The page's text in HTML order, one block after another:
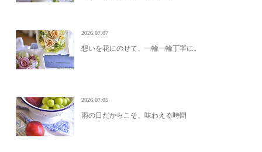
2026.07.07
想いを花にのせて、一輪一輪丁寧に。
2026.07.05
雨の日だからこそ、味わえる時間